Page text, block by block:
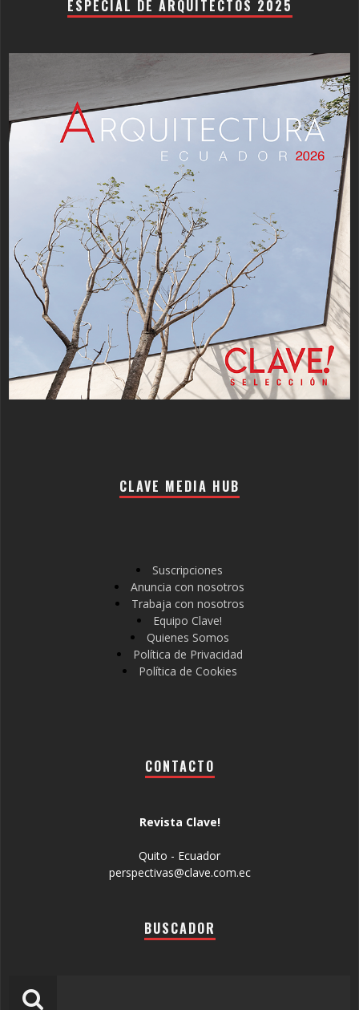
ESPECIAL DE ARQUITECTOS 2025
CLAVE MEDIA HUB
Suscripciones
Anuncia con nosotros
Trabaja con nosotros
Equipo Clave!
Quienes Somos
Política de Privacidad
Política de Cookies
CONTACTO
Revista Clave!
Quito - Ecuador
perspectivas@clave.com.ec
BUSCADOR